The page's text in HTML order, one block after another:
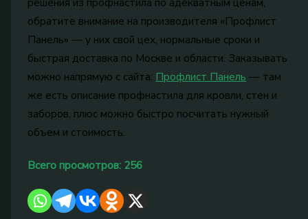
обратите внимание на производителя «Профлист
Панель» — у них свой цех, нормальные сроки и
быстрая доставка по Москве и области. Заказывать
можно напрямую с сайта: Профлист Панель — там
же есть описание профнастила для кровли, стен и
заборов, плюс можно быстро посчитать нужный
объем и стоимость.
Всего просмотров: 256